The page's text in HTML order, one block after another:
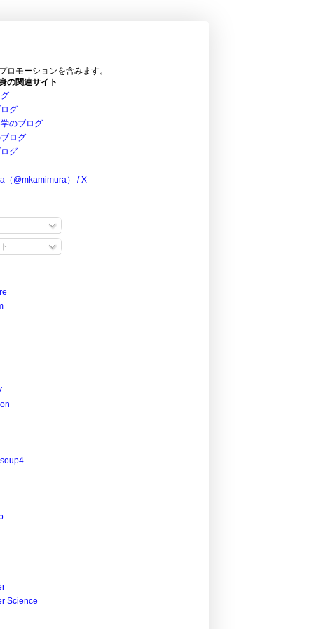
ロモーションを含みます。
の関連サイト
グ
のブログ
ログ
グ
（@mkamimura） / X
Science